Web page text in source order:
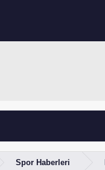
Spor Haberleri